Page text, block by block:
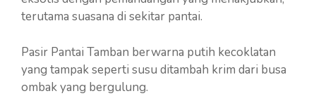
terutama suasana di sekitar pantai.
Pasir Pantai Tamban berwarna putih kecoklatan
yang tampak seperti susu ditambah krim dari busa
ombak yang bergulung.